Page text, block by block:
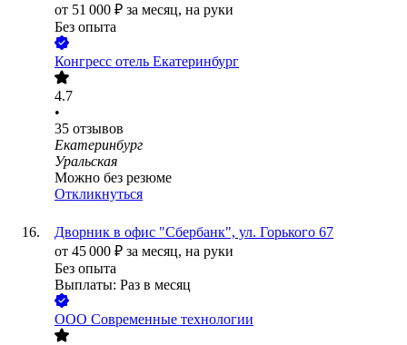
от 51 000 ₽ за месяц, на руки
Без опыта
Конгресс отель Екатеринбург
4.7
•
35 отзывов
Екатеринбург
Уральская
Можно без резюме
Откликнуться
Дворник в офис "Сбербанк", ул. Горького 67
от 45 000 ₽ за месяц, на руки
Без опыта
Выплаты: Раз в месяц
ООО Современные технологии